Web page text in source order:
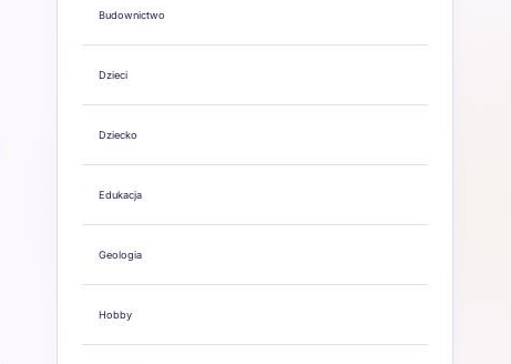
Budownictwo
Dzieci
Dziecko
Edukacja
Geologia
Hobby